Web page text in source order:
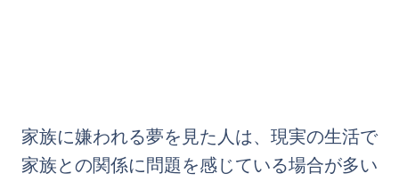
家族に嫌われる夢を見た人は、現実の生活で
家族との関係に問題を感じている場合が多い